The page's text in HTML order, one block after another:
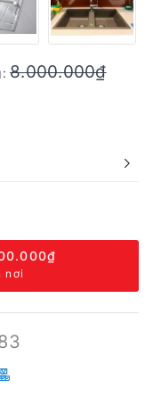
8.000.000₫
nơi